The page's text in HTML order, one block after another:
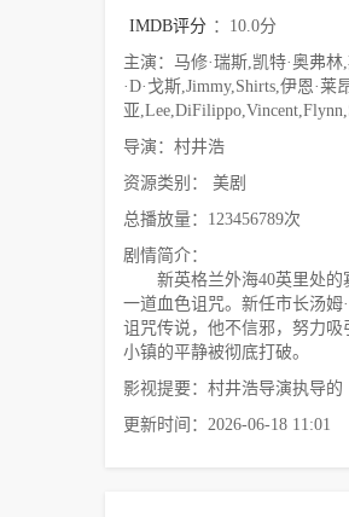
IMDB评分 ：10.0分
主演：马修·瑞斯,凯特·奥弗
·D·戈斯,Jimmy,Shirts,伊恩·莱
亚
导演：村井浩
资源类别： 美剧
总播放量：123456789次
剧情简介：
新英格兰外海40英里处的
一道血色诅咒。新任市长汤
诅咒传说，他不信邪，努力吸
小镇的平静被彻底打破。
影视提要：村井浩导演执导的
更新时间：2026-06-18 11:01